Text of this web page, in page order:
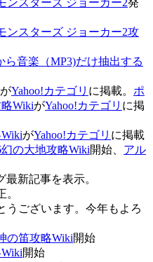
ンスターズ ジョーカー2攻
ら音楽（MP3)だけ抽出する
がYahoo!カテゴリ に掲載。 ポ
WikiがYahoo!カテゴリ に掲
がYahoo!カテゴリ に掲載
の大地攻略Wiki開始、 アル
新記事を表示。
。
うございます。今年もよろ
の笛攻略Wiki開始
開始